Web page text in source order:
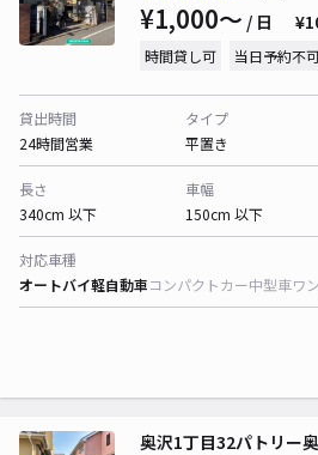
¥1,000〜 / 日
時間貸し可 当日予約不
貸出時間
24時間営業
タイプ
平置き
長さ
340cm 以下
車幅
150cm 以下
対応車種
オートバイ軽自動車コンパクトカー中型車ワ
奥沢1丁目32パトリー